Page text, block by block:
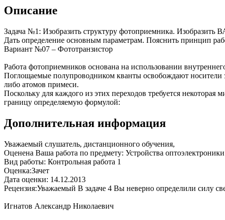
Описание
Задача №1: Изобразить структуру фотоприемника. Изобразить
Дать определение основным параметрам. Пояснить принцип
Вариант №07 – Фототранзистор
Работа фотоприемников основана на использовании
Поглощаемые полупроводником кванты освобождают носители
либо атомов примеси.
Поскольку для каждого из этих переходов требуется
границу определяемую формулой:
Дополнительная информация
Уважаемый слушатель, дистанционного обучения,
Оценена Ваша работа по предмету: Устройства оптоэлектроники
Вид работы: Контрольная работа 1
Оценка:Зачет
Дата оценки: 14.12.2013
Рецензия:Уважаемый В задаче 4 Вы неверно определили силу
Игнатов Александр Николаевич